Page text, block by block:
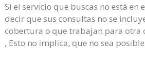
Si el servicio que buscas no está en
decir que sus consultas no se
cobertura o que trabajan para otra
, Esto no implica, que no sea